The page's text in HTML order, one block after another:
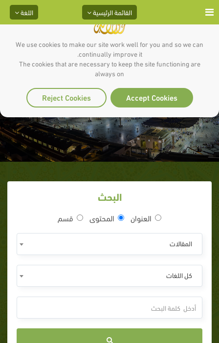
We use cookies to make our site work well for you and so we can
continually improve it.
The cookies that are necessary to keep the site functioning are
always on
Accept Cookies
Reject Cookies
اللغة القائمة الرئيسية
شباب الرسول
البحث
العنوان المحتوى قسم
المقالات
كل اللغات